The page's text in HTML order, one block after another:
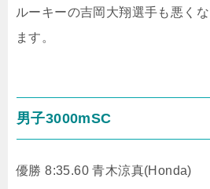
ルーキーの吉岡大翔選手も悪く
ます。
男子3000mSC
優勝 8:35.60 青木涼真(Honda)